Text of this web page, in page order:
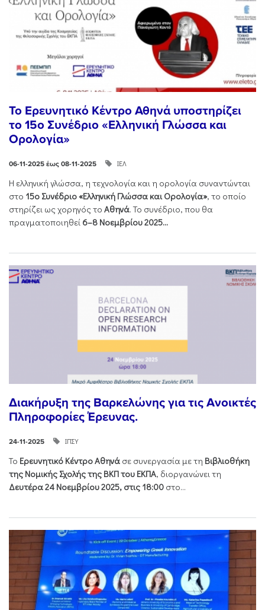
Το Ερευνητικό Κέντρο Αθηνά υποστηρίζει
το 15ο Συνέδριο «Ελληνική Γλώσσα και
Ορολογία»
06-11-2025 έως 08-11-2025 ΙΕΛ
Η ελληνική γλώσσα, η τεχνολογία και η ορολογία συναντώνται
στο 15ο Συνέδριο «Ελληνική Γλώσσα και Ορολογία», το οποίο
στηρίζει ως χορηγός το Αθηνά. Το συνέδριο, που θα
πραγματοποιηθεί 6–8 Νοεμβρίου 2025...
Διακήρυξη της Βαρκελώνης για τις Ανοικτές
Πληροφορίες Έρευνας.
24-11-2025 ΙΠΣΥ
Το Ερευνητικό Κέντρο Αθηνά σε συνεργασία με τη Βιβλιοθήκη
της Νομικής Σχολής της ΒΚΠ του ΕΚΠΑ, διοργανώνει τη
Δευτέρα 24 Νοεμβρίου 2025, στις 18:00 στο...